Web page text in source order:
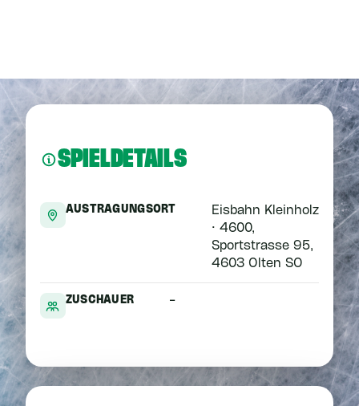
SPIELDETAILS
AUSTRAGUNGSORT
Eisbahn Kleinholz
· 4600,
Sportstrasse 95,
4603 Olten SO
ZUSCHAUER -